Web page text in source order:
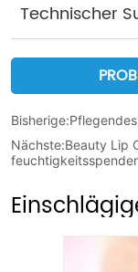
Technischer
Bisherige:
Nächste:Beauty Lip